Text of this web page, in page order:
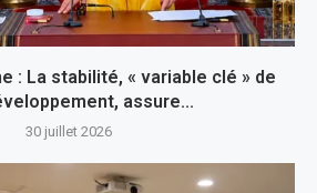
: La stabilité, « variable clé » de
assure...
30 juillet 2026